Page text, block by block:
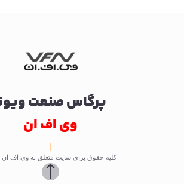
پرگاس صنعت
وی اف ان
کلیه حقوق برای سایت متعلق به وی اف